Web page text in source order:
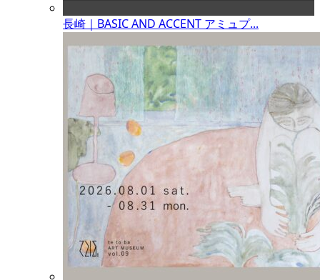
長崎｜BASIC AND ACCENT アミュプ...